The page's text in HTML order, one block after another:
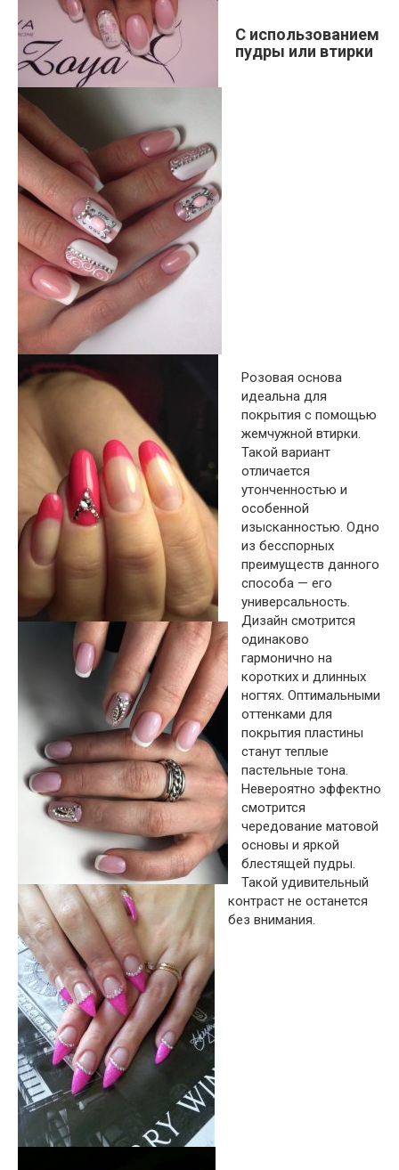
С использованием
пудры или втирки
Розовая основа
идеальна для
покрытия с помощью
жемчужной втирки.
Такой вариант
отличается
утонченностью и
особенной
изысканностью. Одно
из бесспорных
преимуществ данного
способа — его
универсальность.
Дизайн смотрится
одинаково
гармонично на
коротких и длинных
ногтях. Оптимальными
оттенками для
покрытия пластины
станут теплые
пастельные тона.
Невероятно эффектно
смотрится
чередование матовой
основы и яркой
блестящей пудры.
Такой удивительный
контраст не останется
без внимания.